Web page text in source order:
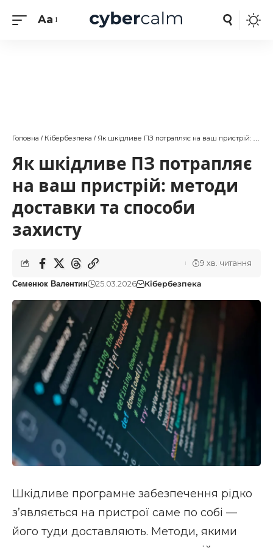
Aa
Головна / Кібербезпека / Як шкідливе ПЗ потрапляє на ваш пристрій: методи доставки та способи захисту
Як шкідливе ПЗ потрапляє
на ваш пристрій: методи
доставки та способи
захисту
Семенюк Валентин 25.03.2026 Кібербезпека
9 хв. читання
Шкідливе програмне забезпечення рідко
зʼявляється на пристрої саме по собі —
його туди доставляють. Методи, якими